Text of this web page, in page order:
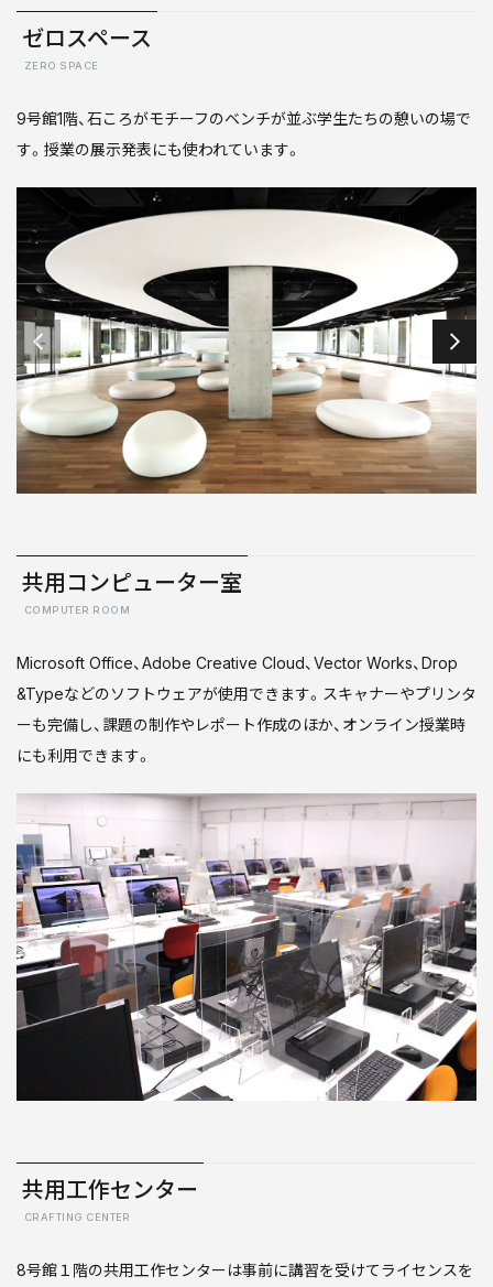
ゼロスペース
ZERO SPACE
9号館1階、石ころがモチーフのベンチが並ぶ学生たちの憩いの場で
す。授業の展示発表にも使われています。
共用コンピューター室
COMPUTER ROOM
Microsoft Office、Adobe Creative Cloud、Vector Works、Drop
&Typeなどのソフトウェアが使用できます。スキャナーやプリンタ
ーも完備し、課題の制作やレポート作成のほか、オンライン授業時
にも利用できます。
共用工作センター
CRAFTING CENTER
8号館１階の共用工作センターは事前に講習を受けてライセンスを